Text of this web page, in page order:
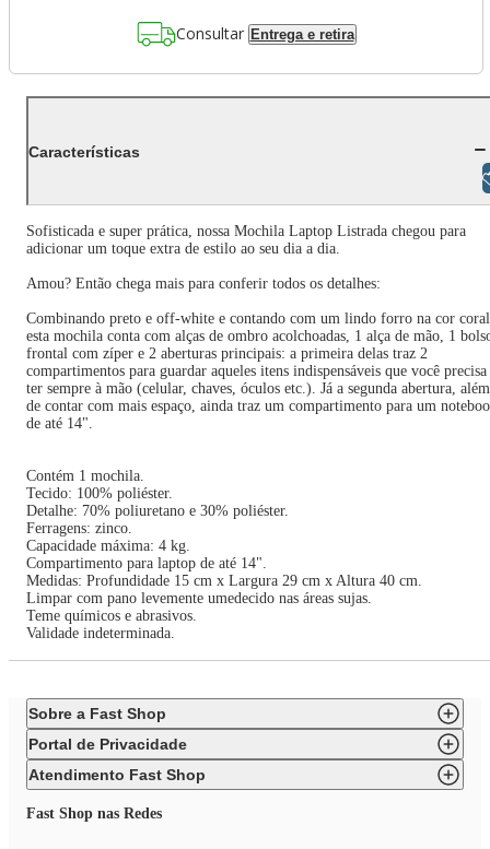
Consultar Entrega e retira
Características
Sofisticada e super prática, nossa Mochila Laptop Listrada chegou para
adicionar um toque extra de estilo ao seu dia a dia.
Amou? Então chega mais para conferir todos os detalhes:
Combinando preto e off-white e contando com um lindo forro na cor
esta mochila conta com alças de ombro acolchoadas, 1 alça de mão, 1
frontal com zíper e 2 aberturas principais: a primeira delas traz 2
compartimentos para guardar aqueles itens indispensáveis que você precisa
ter sempre à mão (celular, chaves, óculos etc.). Já a segunda abertura, além
de contar com mais espaço, ainda traz um compartimento para um
de até 14".
Contém 1 mochila.
Tecido: 100% poliéster.
Detalhe: 70% poliuretano e 30% poliéster.
Ferragens: zinco.
Capacidade máxima: 4 kg.
Compartimento para laptop de até 14".
Medidas: Profundidade 15 cm x Largura 29 cm x Altura 40 cm.
Limpar com pano levemente umedecido nas áreas sujas.
Teme químicos e abrasivos.
Validade indeterminada.
Sobre a Fast Shop
Portal de Privacidade
Atendimento Fast Shop
Fast Shop nas Redes